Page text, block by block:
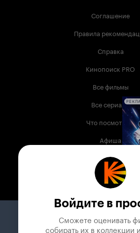
Соглашение
Правила
Справка
Кинопоиск PRO
Все фильмы
Все сериалы
Что посмотреть
Афиша
Музыка
Телепрограмма
Служба поддержки
Войдите в
Сможете оценивать
собирать их в коллекции